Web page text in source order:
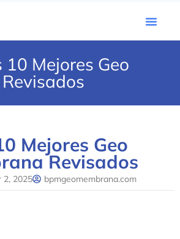
10 Mejores Geo
Mejores Geo
Revisados
2, 2025 bpmgeomembrana.com